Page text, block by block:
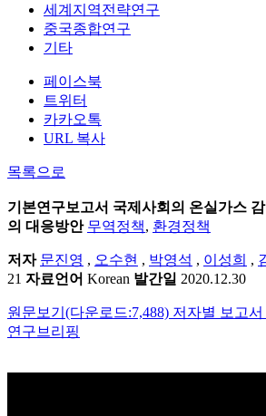
세계지역전략연구
중국종합연구
기타
페이스북
트위터
카카오톡
URL 복사
목록으로
기본연구보고서 국제사회의 온실가스
의 대응방안 무역정책, 환경정책
저자 문진영 , 오수현 , 박영석 , 이성희 ,
21 자료언어 Korean 발간일 2020.12.30
원문보기(다운로드:7,488) 저자별 보고서
연구브리핑